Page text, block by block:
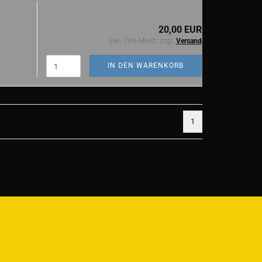
20,00 EUR
inkl. 19% MwSt. zzgl. Versand
IN DEN WARENKORB
1